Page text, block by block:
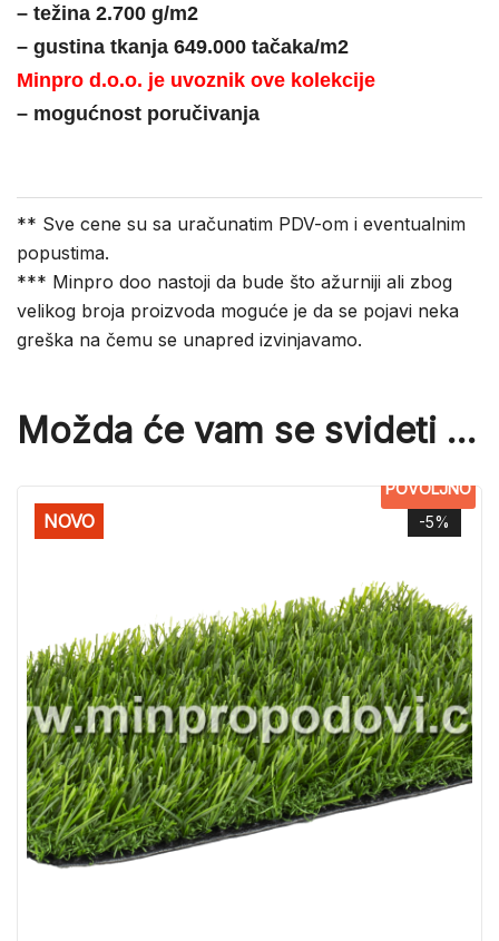
– težina 2.700 g/m2
– gustina tkanja 649.000 tačaka/m2
Minpro d.o.o. je uvoznik ove kolekcije
– mogućnost poručivanja
** Sve cene su sa uračunatim PDV-om i eventualnim
popustima.
*** Minpro doo nastoji da bude što ažurniji ali zbog
velikog broja proizvoda moguće je da se pojavi neka
greška na čemu se unapred izvinjavamo.
Možda će vam se svideti …
-5%
NOVO
POVOLJNO